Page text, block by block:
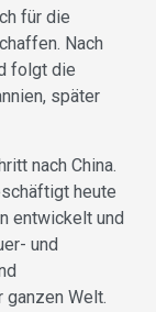
für die
Nach
folgt die
später
nach China.
heute
entwickelt und
und
ganzen Welt.